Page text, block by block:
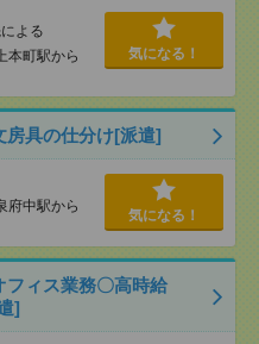
よる
本町駅から
気になる！
房具の仕分け[派遣]
府中駅から
気になる！
ィス業務〇高時給
]